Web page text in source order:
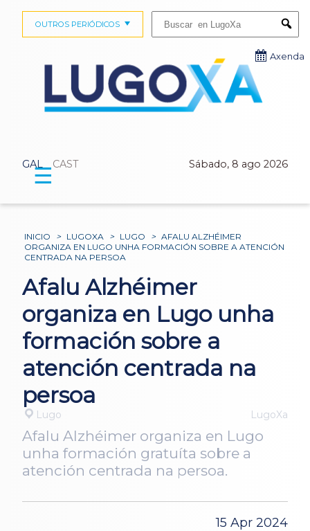
GAL CAST Sábado, 8 ago 2026
OUTROS PERIÓDICOS
Axenda
☰
INICIO > LUGOXA > LUGO > AFALU ALZHÉIMER
ORGANIZA EN LUGO UNHA FORMACIÓN SOBRE A ATENCIÓN
CENTRADA NA PERSOA
Afalu Alzhéimer
organiza en Lugo unha
formación sobre a
atención centrada na
persoa
Lugo LugoXa
Afalu Alzhéimer organiza en Lugo
unha formación gratuíta sobre a
atención centrada na persoa.
15 Apr 2024